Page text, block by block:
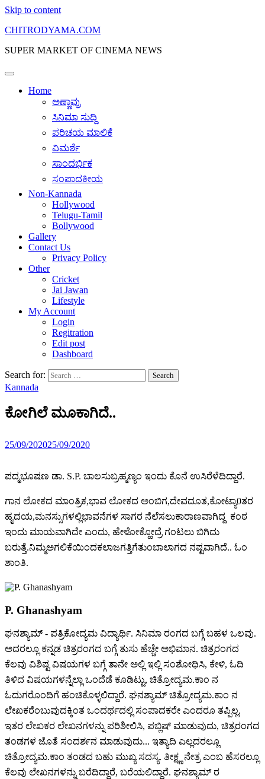
Skip to content
CHITRODYAMA.COM
SUPER MARKET OF CINEMA NEWS
Home
ಅಣ್ಣಾವ್ರು
ಸಿನಿಮಾ ಸುದ್ದಿ
ಪರಿಚಯ ಮಾಲಿಕೆ
ವಿಮರ್ಶೆ
ಸಾಂದರ್ಭಿಕ
ಸಂಪಾದಕೀಯ
Non-Kannada
Hollywood
Telugu-Tamil
Bollywood
Gallery
Contact Us
Privacy Policy
Other
Cricket
Jai Jawan
Lifestyle
My Account
Login
Regitration
Edit post
Dashboard
Search for:
Kannada
ಕೋಗಿಲೆ ಮೂಕಾಗಿದೆ..
25/09/202025/09/2020
ಪದ್ಮಭೂಷಣ ಡಾ. S.P. ಬಾಲಸುಬ್ರಹ್ಮಣ್ಯಂ ಇಂದು ಕೊನೆ ಉಸಿರೆಳೆದಿದ್ದಾರೆ.
ಗಾನ ಲೋಕದ ಮಾಂತ್ರಿಕ,ಭಾವ ಲೋಕದ ಅಂಬಿಗ,ದೇವದೂತ,ಕೋಟ್ಯಾ0ತರ
ಹೃದಯ,ಮನಸ್ಸುಗಳಲ್ಲಿಭಾವನೆಗಳ ಸಾಗರ ನೆಲೆಸಲುಕಾರಾಣವಾಗಿದ್ದ ಕಂಠ
ಇಂದು ಮಾಯವಾಗಿದೇ ಎಂದು, ಹೇಳೋಕ್ಹೋದ್ರೆ ಗಂಟಲು ಬಿಗಿದು
ಬರುತ್ತೆ.ನಿಮ್ಮಅಗಲಿಕೆಯಿಂದಕಲಾಜಗತ್ತಿಗೆತುಂಬಾಲಾಗದ ನಷ್ಟವಾಗಿದೆ.. ಓಂ
ಶಾಂತಿ.
P. Ghanashyam
ಘನಶ್ಯಾಮ್ - ಪತ್ರಿಕೋದ್ಯಮ ವಿದ್ಯಾರ್ಥಿ. ಸಿನಿಮಾ ರಂಗದ ಬಗ್ಗೆ ಬಹಳ ಒಲವು.
ಅದರಲ್ಲೂ ಕನ್ನಡ ಚಿತ್ರರಂಗದ ಬಗ್ಗೆ ತುಸು ಹೆಚ್ಚೇ ಅಭಿಮಾನ. ಚಿತ್ರರಂಗದ
ಕೆಲವು ವಿಶಿಷ್ಟ ವಿಷಯಗಳ ಬಗ್ಗೆ ತಾನೇ ಅಲ್ಲಿ ಇಲ್ಲಿ ಸಂಶೋಧಿಸಿ, ಕೇಳಿ, ಓದಿ
ತಿಳಿದ ವಿಷಯಗಳನ್ನೆಲ್ಲಾ ಒಂದೆಡೆ ಕೂಡಿಟ್ಟು, ಚಿತ್ರೋದ್ಯಮ.ಕಾಂ ನ
ಓದುಗರೊಂದಿಗೆ ಹಂಚಿಕೊಳ್ಳಲಿದ್ದಾರೆ. ಘನಶ್ಯಾಮ್ ಚಿತ್ರೋದ್ಯಮ.ಕಾಂ ನ
ಲೇಖಕರೆಂಬುವುದಕ್ಕಿಂತ ಒಂದರ್ಥದಲ್ಲಿ ಸಂಪಾದಕರೇ ಎಂದರೂ ತಪ್ಪಿಲ್ಲ.
ಇತರ ಲೇಖಕರ ಲೇಖನಗಳನ್ನು ಪರಿಶೀಲಿಸಿ, ಪಬ್ಲಿಷ್ ಮಾಡುವುದು, ಚಿತ್ರರಂಗದ
ತಂಡಗಳ ಜೊತೆ ಸಂದರ್ಶನ ಮಾಡುವುದು... ಇತ್ಯಾದಿ ಎಲ್ಲದರಲ್ಲೂ
ಚಿತ್ರೋದ್ಯಮ.ಕಾಂ ತಂಡದ ಬಹು ಮುಖ್ಯ ಸದಸ್ಯ. ತೀಕ್ಷ್ಣ ನೇತ್ರ ಎಂಬ ಹೆಸರಲ್ಲೂ
ಕೆಲವು ಲೇಖನಗಳನ್ನು ಬರೆದಿದ್ದಾರೆ, ಬರೆಯಲಿದ್ದಾರೆ. ಘನಶ್ಯಾಮ್ ರ